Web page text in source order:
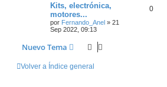
Kits, electrónica,
motores...
por Fernando_Anel » 21
Sep 2022, 09:13
0
Nuevo Tema
Volver a Índice general